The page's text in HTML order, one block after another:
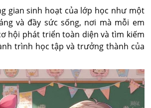
gian sinh hoạt của lớp học như một
và đầy sức sống, nơi mà mỗi em
hội phát triển toàn diện và tìm kiếm
trình học tập và trưởng thành của